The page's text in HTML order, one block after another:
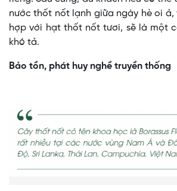
nước thốt nốt lạnh giữa ngày hè oi ả,
hợp với hạt thốt nốt tươi, sẽ là một
khó tả.
Bảo tồn, phát huy nghề truyền thống